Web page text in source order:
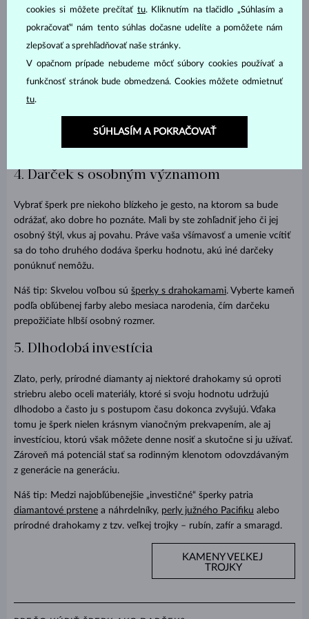
4. Darček s osobným významom
Vybrať šperk pre niekoho blízkeho je gesto, na ktorom sa bude
odrážať, ako dobre ho poznáte. Mali by ste zohľadniť jeho či jej
osobný štýl, vkus aj povahu. Práve vaša všímavosť a umenie vcítiť
sa do toho druhého dodáva šperku hodnotu, akú iné darčeky
ponúknuť nemôžu.
Náš tip: Skvelou voľbou sú šperky s drahokamami. Vyberte kameň
podľa obľúbenej farby alebo mesiaca narodenia, čím darčeku
prepožičiate hlbší osobný rozmer.
5. Dlhodobá investícia
Zlato, perly, prírodné diamanty aj niektoré drahokamy sú oproti
striebru alebo oceli materiály, ktoré si svoju hodnotu udržujú
dlhodobo a často ju s postupom času dokonca zvyšujú. Vďaka
tomu je šperk nielen krásnym vianočným prekvapením, ale aj
investíciou, ktorú však môžete denne nosiť a skutočne si ju užívať.
Zároveň má potenciál stať sa rodinným klenotom odovzdávaným
z generácie na generáciu.
Náš tip: Medzi najobľúbenejšie „investičné“ šperky patria
diamantové prstene a náhrdelníky, perly južného Pacifiku alebo
prírodné drahokamy z tzv. veľkej trojky – rubín, zafír a smaragd.
KAMENY VEĽKEJ
TROJKY
cookies si môžete prečítať tu. Kliknutím na tlačidlo „Súhlasím a
pokračovať“ nám tento súhlas dočasne udelíte a pomôžete nám
zlepšovať a sprehľadňovať naše stránky.
V opačnom prípade nebudeme môcť súbory cookies používať a
funkčnosť stránok bude obmedzená. Cookies môžete odmietnuť
tu.
SÚHLASÍM A POKRAČOVAŤ